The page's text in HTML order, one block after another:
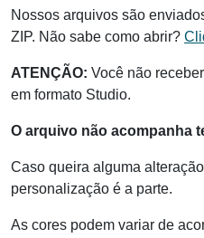
Nossos arquivos são
ZIP. Não sabe como abrir?
ATENÇÃO: Você não
em formato Studio.
O arquivo não acompanha
Caso queira alguma
personalização é a parte.
As cores podem variar de